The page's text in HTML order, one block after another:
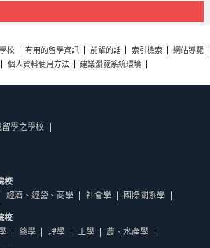
校 有用的留學資訊 前輩的話 索引檢索
網站導覽
個人資料使用方法 建議瀏覽系統環境
學之學校
校
經濟、經營、商學 社會學 國際關系學
校
藥學 理學 工學 農、水產學